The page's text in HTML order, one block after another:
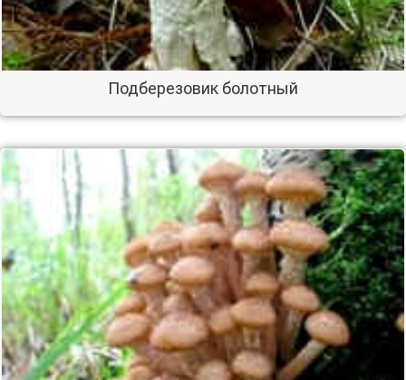
Подберезовик болотный